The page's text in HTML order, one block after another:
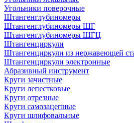
Угольники поверочные
Штангенглубиномеры
Штангенглубиномеры ШГ
Штангенглубиномеры ШГЦ
Штангенциркули
Штангенциркули из нержавеющей
Штангенциркули электронные
Абразивный инструмент
Круги зачистные
Круги лепестковые
Круги отрезные
Круги самозацепные
Круги шлифовальные